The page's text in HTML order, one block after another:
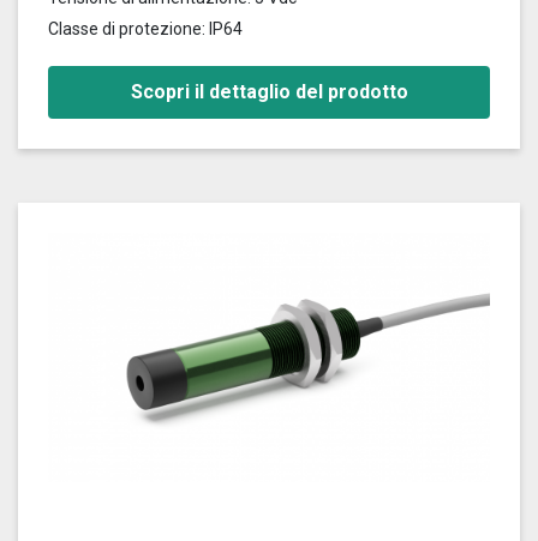
Classe di protezione: IP64
Scopri il dettaglio del prodotto